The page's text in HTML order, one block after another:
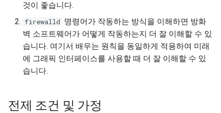
것이 좋습니다.
firewalld 명령어가 작동하는 방식을 이해하면 방화
벽 소프트웨어가 어떻게 작동하는지 더 잘 이해할 수 있
습니다. 여기서 배우는 원칙을 동일하게 적용하여 미래
에 그래픽 인터페이스를 사용할 때 더 잘 이해할 수 있
습니다.
전제 조건 및 가정